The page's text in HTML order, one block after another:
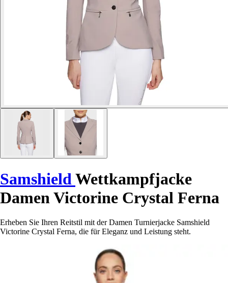
Samshield Wettkampfjacke
Damen Victorine Crystal Ferna
Erheben Sie Ihren Reitstil mit der Damen Turnierjacke Samshield
Victorine Crystal Ferna, die für Eleganz und Leistung steht.